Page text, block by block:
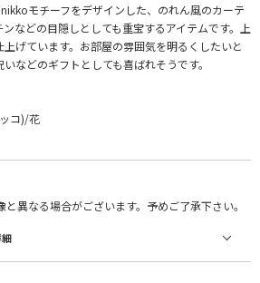
モチーフをデザインした、のれん風のカーテ
などの目隠しとしても重宝するアイテムです。上
げています。お部屋の雰囲気を明るくしたいと
などのギフトとしても喜ばれそうです。
コ)/花
異なる場合がございます。予めご了承下さい。